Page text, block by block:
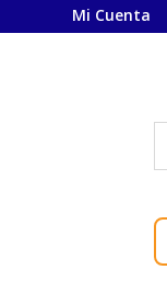
Mi Cuenta